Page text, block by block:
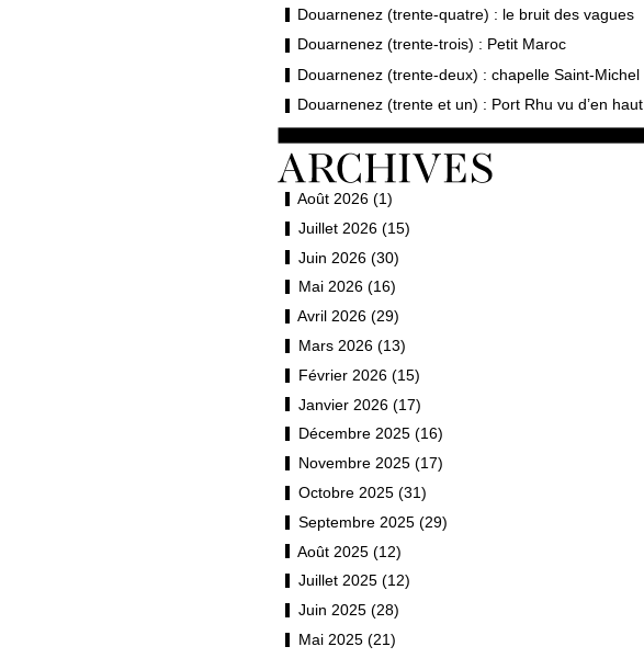
Douarnenez (trente-quatre) : le bruit des vagues
Douarnenez (trente-trois) : Petit Maroc
Douarnenez (trente-deux) : chapelle Saint-Michel
Douarnenez (trente et un) : Port Rhu vu d’en haut
Août 2026 (1)
Juillet 2026 (15)
Juin 2026 (30)
Mai 2026 (16)
Avril 2026 (29)
Mars 2026 (13)
Février 2026 (15)
Janvier 2026 (17)
Décembre 2025 (16)
Novembre 2025 (17)
Octobre 2025 (31)
Septembre 2025 (29)
Août 2025 (12)
Juillet 2025 (12)
Juin 2025 (28)
Mai 2025 (21)